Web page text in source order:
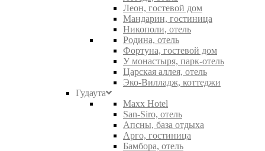
Леон, гостевой дом
Мандарин, гостиница
Никополи, отель
Родина, отель
Фортуна, гостевой дом
У монастыря, парк-отель
Царская аллея, отель
Эко-Вилладж, коттеджи
Гудаута
Maxx Hotel
San-Siro, отель
Апсны, база отдыха
Арго, гостиница
Бамбора, отель